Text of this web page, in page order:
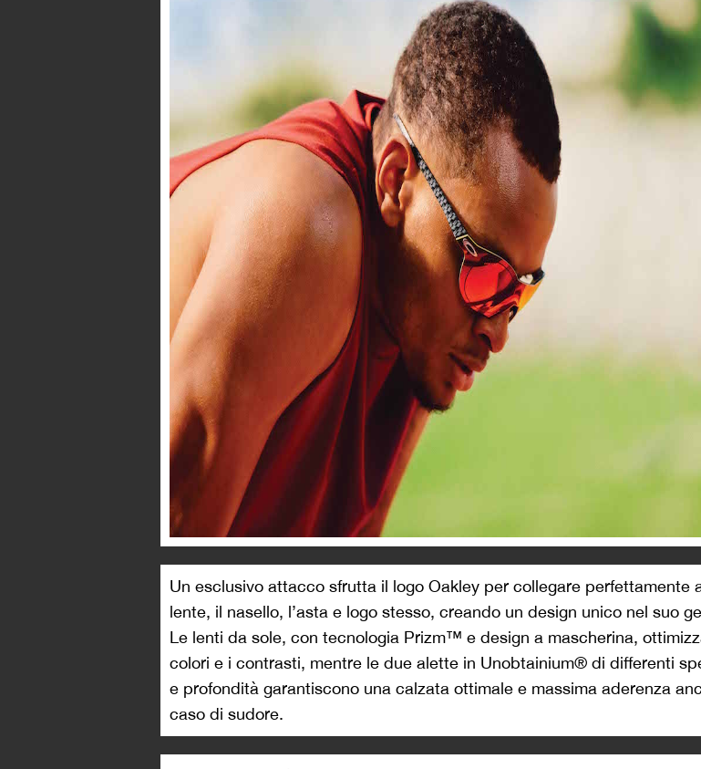
Un esclusivo attacco sfrutta il logo Oakley per collegare perfettamente
lente, il nasello, l’asta e logo stesso, creando un design unico nel suo
Le lenti da sole, con tecnologia Prizm™ e design a mascherina,
colori e i contrasti, mentre le due alette in Unobtainium® di differenti
e profondità garantiscono una calzata ottimale e massima aderenza
caso di sudore.